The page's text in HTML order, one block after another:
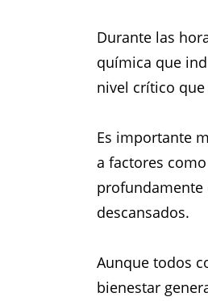
Durante las
química que
nivel crítico
Es importante
a factores
profundamente
descansados.
Aunque todos
bienestar